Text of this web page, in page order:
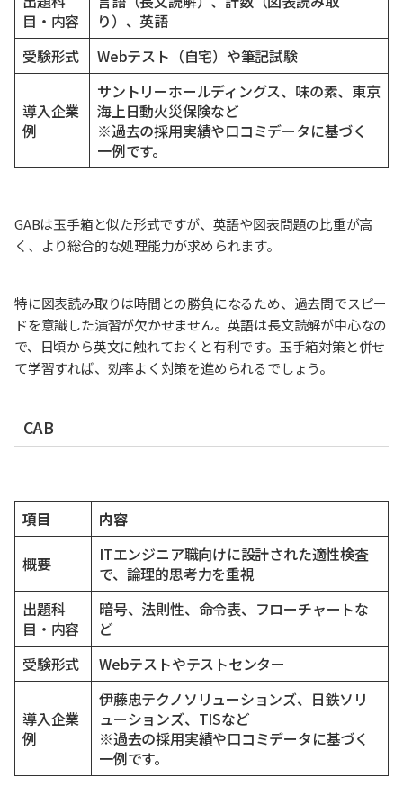
目・内容
り）、英語
受験形式
Webテスト（自宅）や筆記試験
導入企業
例
サントリーホールディングス、味の素、東京
海上日動火災保険など
※過去の採用実績や口コミデータに基づく
一例です。
GABは玉手箱と似た形式ですが、英語や図表問題の比重が高
く、より総合的な処理能力が求められます。
特に図表読み取りは時間との勝負になるため、過去問でスピー
ドを意識した演習が欠かせません。英語は長文読解が中心なの
で、日頃から英文に触れておくと有利です。玉手箱対策と併せ
て学習すれば、効率よく対策を進められるでしょう。
CAB
項目 内容
概要
ITエンジニア職向けに設計された適性検査
で、論理的思考力を重視
出題科
目・内容
暗号、法則性、命令表、フローチャートな
ど
受験形式
Webテストやテストセンター
導入企業
例
伊藤忠テクノソリューションズ、日鉄ソリ
ューションズ、TISなど
※過去の採用実績や口コミデータに基づく
一例です。